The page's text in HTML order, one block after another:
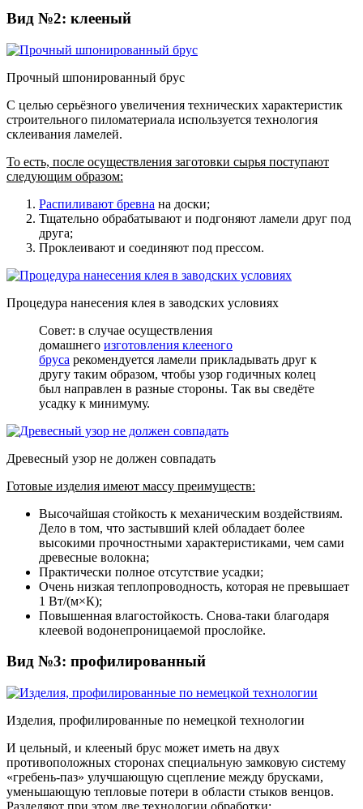
Вид №2: клееный
Прочный шпонированный брус
С целью серьёзного увеличения технических характеристик
строительного пиломатериала используется технология
склеивания ламелей.
То есть, после осуществления заготовки сырья поступают
следующим образом:
Распиливают бревна на доски;
Тщательно обрабатывают и подгоняют ламели друг под
друга;
Проклеивают и соединяют под прессом.
Процедура нанесения клея в заводских условиях
Совет: в случае осуществления
домашнего изготовления клееного
бруса рекомендуется ламели прикладывать друг к
другу таким образом, чтобы узор годичных колец
был направлен в разные стороны. Так вы сведёте
усадку к минимуму.
Древесный узор не должен совпадать
Готовые изделия имеют массу преимуществ:
Высочайшая стойкость к механическим воздействиям.
Дело в том, что застывший клей обладает более
высокими прочностными характеристиками, чем сами
древесные волокна;
Практически полное отсутствие усадки;
Очень низкая теплопроводность, которая не превышает
1 Вт/(м×К);
Повышенная влагостойкость. Снова-таки благодаря
клеевой водонепроницаемой прослойке.
Вид №3: профилированный
Изделия, профилированные по немецкой технологии
И цельный, и клееный брус может иметь на двух
противоположных сторонах специальную замковую систему
«гребень-паз» улучшающую сцепление между брусками,
уменьшающую тепловые потери в области стыков венцов.
Разделяют при этом две технологии обработки: